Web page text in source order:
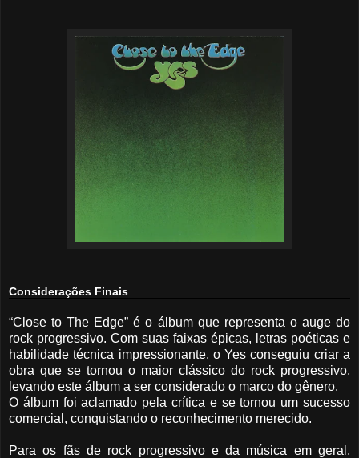
Considerações Finais
“Close to The Edge” é o álbum que representa o auge do
rock progressivo. Com suas faixas épicas, letras poéticas e
habilidade técnica impressionante, o Yes conseguiu criar a
obra que se tornou o maior clássico do rock progressivo,
levando este álbum a ser considerado o marco do gênero.
O álbum foi aclamado pela crítica e se tornou um sucesso
comercial, conquistando o reconhecimento merecido.
Para os fãs de rock progressivo e da música em geral,